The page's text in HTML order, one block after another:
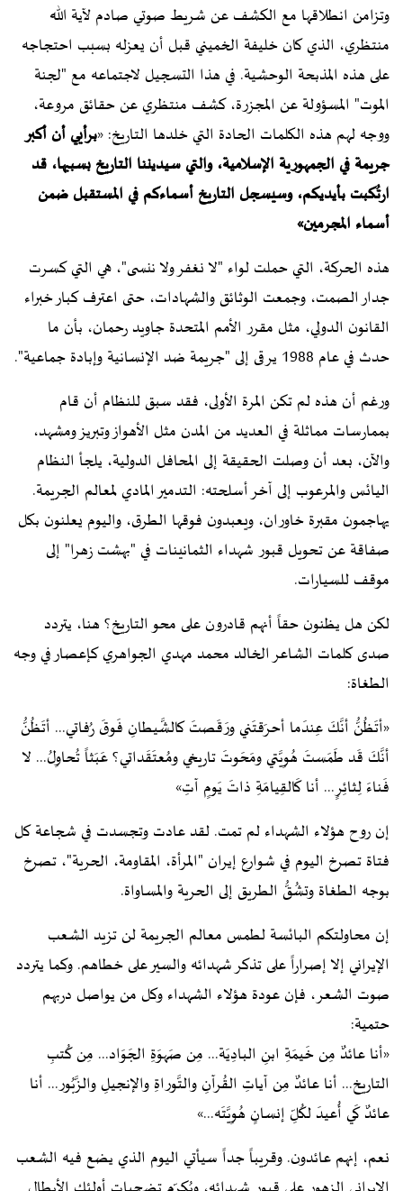
وتزامن انطلاقها مع الكشف عن شريط صوتي صادم لآية الله
منتظري، الذي كان خليفة الخميني قبل أن يعزله بسبب احتجاجه
على هذه المذبحة الوحشية. في هذا التسجيل لاجتماعه مع "لجنة
الموت" المسؤولة عن المجزرة، كشف منتظري عن حقائق مروعة،
ووجه لهم هذه الكلمات الحادة التي خلدها التاريخ: «برأيي أن أكبر
جريمة في الجمهورية الإسلامية، والتي سيديننا التاريخ بسببها، قد
ارتُكبت بأيديكم، وسيسجل التاريخ أسماءكم في المستقبل ضمن
أسماء المجرمين»
هذه الحركة، التي حملت لواء "لا نغفر ولا ننسى"، هي التي كسرت
جدار الصمت، وجمعت الوثائق والشهادات، حتى اعترف كبار خبراء
القانون الدولي، مثل مقرر الأمم المتحدة جاويد رحمان، بأن ما
حدث في عام 1988 يرقى إلى "جريمة ضد الإنسانية وإبادة جماعية".
ورغم أن هذه لم تكن المرة الأولى، فقد سبق للنظام أن قام
بممارسات مماثلة في العديد من المدن مثل الأهواز وتبريز ومشهد،
والآن، بعد أن وصلت الحقيقة إلى المحافل الدولية، يلجأ النظام
اليائس والمرعوب إلى آخر أسلحته: التدمير المادي لمعالم الجريمة.
يهاجمون مقبرة خاوران، ويعبدون فوقها الطرق، واليوم يعلنون بكل
صفاقة عن تحويل قبور شهداء الثمانينات في "بهشت زهرا" إلى
موقف للسيارات.
لكن هل يظنون حقاً أنهم قادرون على محو التاريخ؟ هنا، يتردد
صدى كلمات الشاعر الخالد محمد مهدي الجواهري كإعصار في وجه
الطغاة:
«أتَظُنُّ أنَّكَ عِندَما أحرَقتَني ورَقَصتَ كالشَّيطانِ فَوقَ رُفاتي... أتَظُنُّ
أنَّكَ قَد طَمَستَ هُوِيَّتي ومَحَوتَ تاريخي ومُعتَقَداتي؟ عَبَثاً تُحاوِلُ... لا
فَناءَ لِثائِرٍ... أنا كَالقِيامَةِ ذاتَ يَومٍ آتِ»
إن روح هؤلاء الشهداء لم تمت. لقد عادت وتجسدت في شجاعة كل
فتاة تصرخ اليوم في شوارع إيران "المرأة، المقاومة، الحرية"، تصرخ
بوجه الطغاة وتشُقُّ الطريق إلى الحرية والمساواة.
إن محاولتكم البائسة لطمس معالم الجريمة لن تزيد الشعب
الإيراني إلا إصراراً على تذكر شهدائه والسير على خطاهم. وكما يتردد
صوت الشعر، فإن عودة هؤلاء الشهداء وكل من يواصل دربهم
حتمية:
«أنا عائدٌ مِن خَيمَةِ ابنِ البادِيَة... مِن صَهوَةِ الجَوَاد... مِن كُتبِ
التاريخ... أنا عائدٌ مِن آياتِ القُرآنِ والتَّوراةِ والإنجيلِ والزَّبُور... أنا
عائدٌ كَي أُعيدَ لكُلِّ إنسانٍ هُوِيَّتَه...»
نعم، إنهم عائدون. وقريباً جداً سيأتي اليوم الذي يضع فيه الشعب